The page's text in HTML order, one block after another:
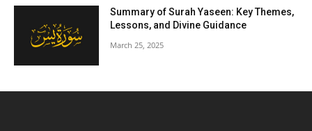
Summary of Surah Yaseen: Key Themes,
Lessons, and Divine Guidance
March 25, 2025